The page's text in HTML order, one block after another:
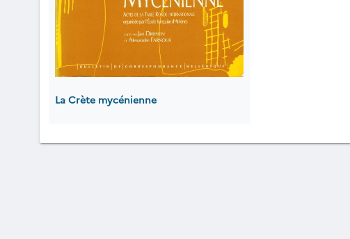
La Crète mycénienne